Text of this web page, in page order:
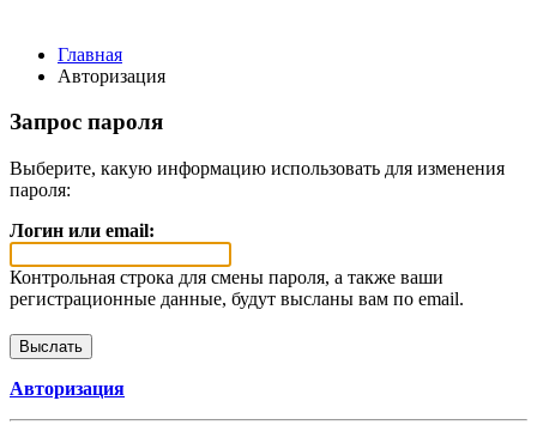
Главная
Авторизация
Запрос пароля
Выберите, какую информацию использовать для изменения
пароля:
Логин или email:
Контрольная строка для смены пароля, а также ваши
регистрационные данные, будут высланы вам по email.
Авторизация